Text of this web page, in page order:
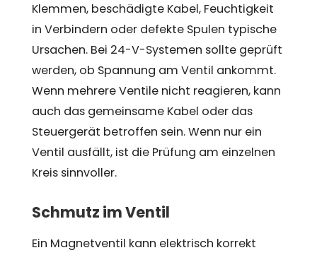
Klemmen, beschädigte Kabel, Feuchtigkeit
in Verbindern oder defekte Spulen typische
Ursachen. Bei 24-V-Systemen sollte geprüft
werden, ob Spannung am Ventil ankommt.
Wenn mehrere Ventile nicht reagieren, kann
auch das gemeinsame Kabel oder das
Steuergerät betroffen sein. Wenn nur ein
Ventil ausfällt, ist die Prüfung am einzelnen
Kreis sinnvoller.
Schmutz im Ventil
Ein Magnetventil kann elektrisch korrekt